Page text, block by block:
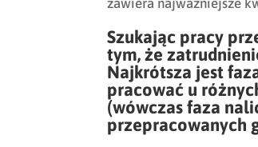
Szukając pracy
tym, że
Najkrótsza jest
pracować u
(wówczas faza
przepracowanych